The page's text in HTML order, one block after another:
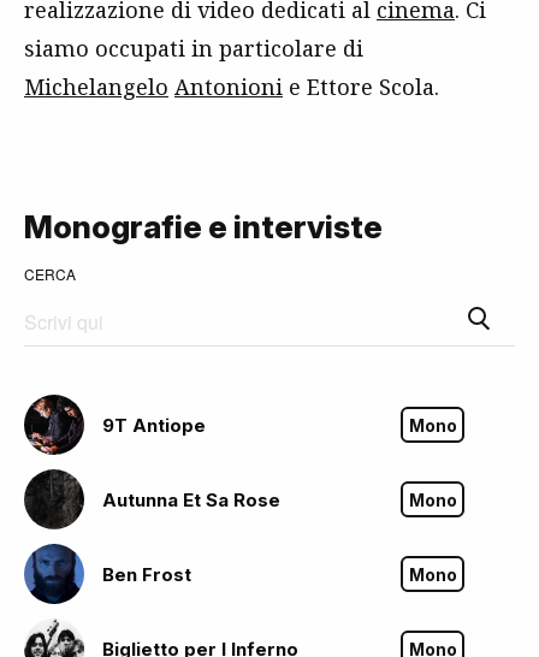
realizzazione di video dedicati al cinema. Ci
siamo occupati in particolare di
Michelangelo Antonioni e Ettore Scola.
Monografie e interviste
CERCA
9T Antiope Mono
Autunna Et Sa Rose Mono
Ben Frost Mono
Biglietto per l Inferno Mono